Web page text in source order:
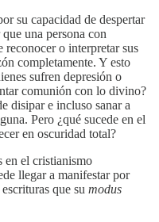
su capacidad de despertar
una persona con
reconocer o interpretar sus
completamente. Y esto
sufren depresión o
comunión con lo divino?
disipar e incluso sanar a
Pero ¿qué sucede en el
en oscuridad total?
en el cristianismo
llegar a manifestar por
que su modus